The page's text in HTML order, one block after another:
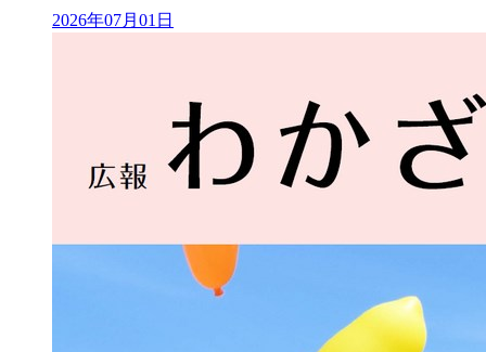
2026年07月01日